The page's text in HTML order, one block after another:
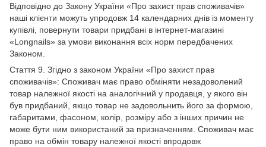
Відповідно до Закону України «Про захист прав споживачів»
наші клієнти можуть упродовж 14 календарних днів із моменту
купівлі, повернути товари придбані в інтернет-магазині
«Longnails» за умови виконання всіх норм передбачених
Законом.
Стаття 9. Згідно з законом України «Про захист прав
споживачів»: Споживач має право обміняти незадоволений
товар належної якості на аналогічний у продавця, у якого він
був придбаний, якщо товар не задовольнить його за формою,
габаритами, фасоном, колір, розміру або з інших причин не
може бути ним використаний за призначенням. Споживач має
право на обмін товару належної якості впродовж